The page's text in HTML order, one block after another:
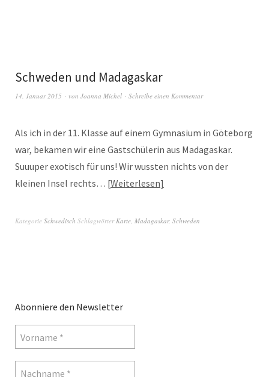
Schweden und Madagaskar
14. Januar 2015 von Joanna Michel Schreibe einen Kommentar
Als ich in der 11. Klasse auf einem Gymnasium in Göteborg
war, bekamen wir eine Gastschülerin aus Madagaskar.
Suuuper exotisch für uns! Wir wussten nichts von der
kleinen Insel rechts… Weiterlesen
Kategorie Schwedisch Schlagwörter Karte Madagaskar, Schweden
Abonniere den Newsletter